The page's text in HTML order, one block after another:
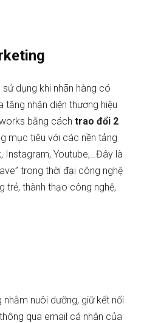
dụng khi nhãn hàng có
nhận diện thương hiệu
bằng cách trao đổi 2
mục tiêu với các nền tảng
Instagram, Youtube,…Đây là
trong thời đại công nghệ
trẻ, thành thạo công nghệ,
nuôi dưỡng, giữ kết nối
qua email cá nhân của